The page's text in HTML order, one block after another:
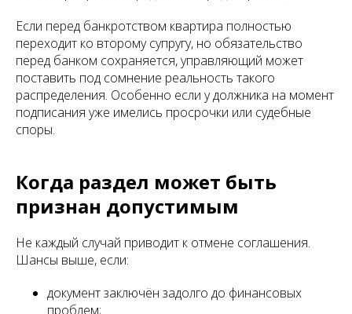
Если перед банкротством квартира полностью
переходит ко второму супругу, но обязательство
перед банком сохраняется, управляющий может
поставить под сомнение реальность такого
распределения. Особенно если у должника на момент
подписания уже имелись просрочки или судебные
споры.
Когда раздел может быть
признан допустимым
Не каждый случай приводит к отмене соглашения.
Шансы выше, если:
документ заключён задолго до финансовых
проблем;